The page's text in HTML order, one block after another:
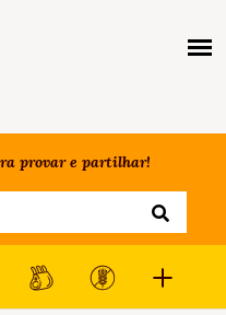
provar e partilhar!